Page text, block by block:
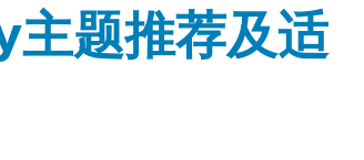
题推荐及适